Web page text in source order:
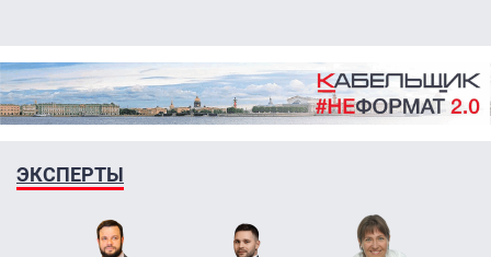
ЭКСПЕРТЫ